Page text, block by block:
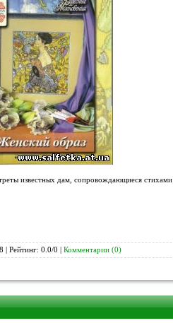
известных дам, сопровождающиеся стихами
| Рейтинг: 0.0/0 | Комментарии (0)